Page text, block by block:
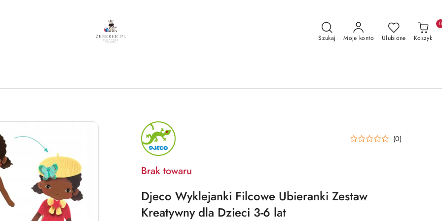
Szukaj Moje konto Ulubione Koszyk
0
NAZWA
PRODUCENTA:
DJECO (0)
Brak towaru
Djeco Wyklejanki Filcowe Ubieranki Zestaw
Kreatywny dla Dzieci 3-6 lat